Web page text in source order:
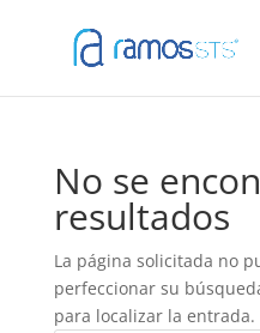
No se
resultados
La página solicitada no
perfeccionar su
para localizar la entrada.